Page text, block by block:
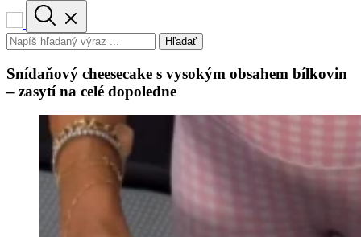
Hľadať
Snídaňový cheesecake s vysokým obsahem bílkovin
– zasytí na celé dopoledne